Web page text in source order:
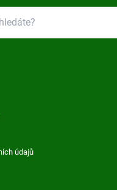
údajů